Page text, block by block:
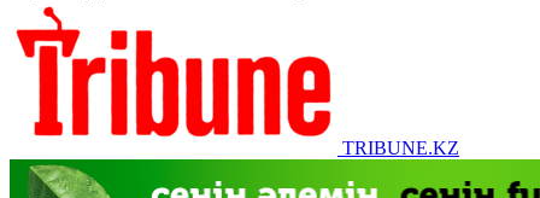
TRIBUNE.KZ